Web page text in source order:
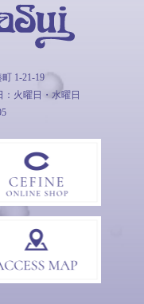
1-21-19
：火曜日・水曜日